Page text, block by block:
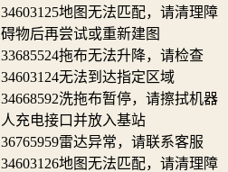
34603125地图无法匹配，请清理障
碍物后再尝试或重新建图
33685524拖布无法升降，请检查
34603124无法到达指定区域
34668592洗拖布暂停，请擦拭机器
人充电接口并放入基站
36765959雷达异常，请联系客服
34603126地图无法匹配，请清理障